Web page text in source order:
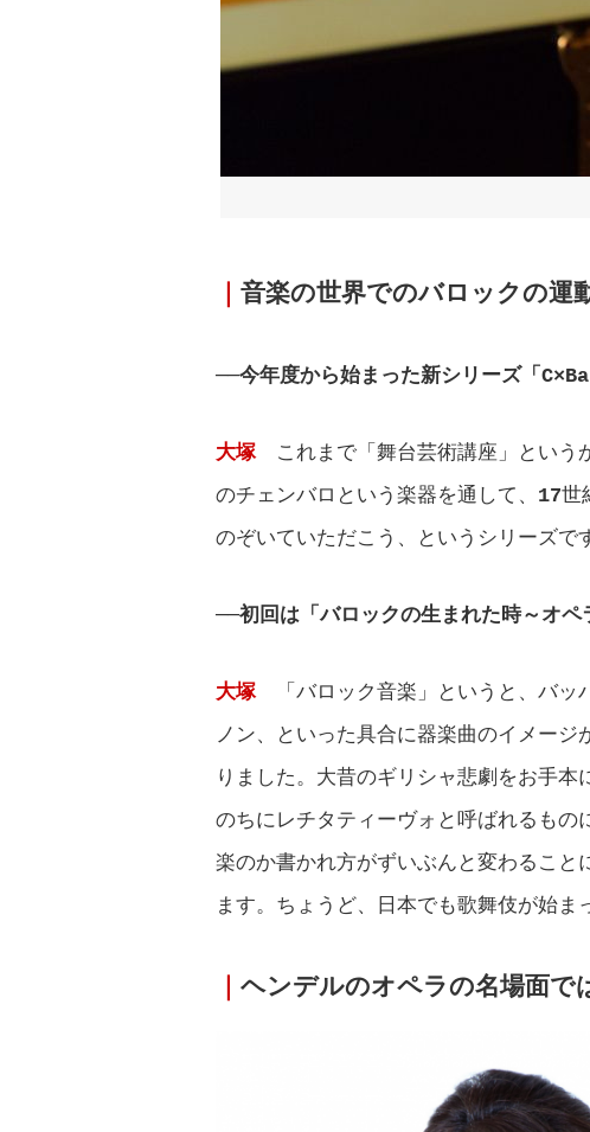
音楽の世界でのバロックの運
──今年度から始まった新シリーズ「
大塚 これまで「舞台芸術講座」という
のチェンバロという楽器を通して、 17世
のぞいていただこう、というシリーズで
──初回は「バロックの生まれた時～オペ
大塚
「バロック音楽」というと、バ
ノン、といった具合に器楽曲のイメー
りました。大昔のギリシャ悲劇をお手
のちにレチタティーヴォと呼ばれるも
楽のか書かれ方がずいぶんと変わるこ
ます。ちょうど、日本でも歌舞伎が始ま
ヘンデルのオペラの名場面で